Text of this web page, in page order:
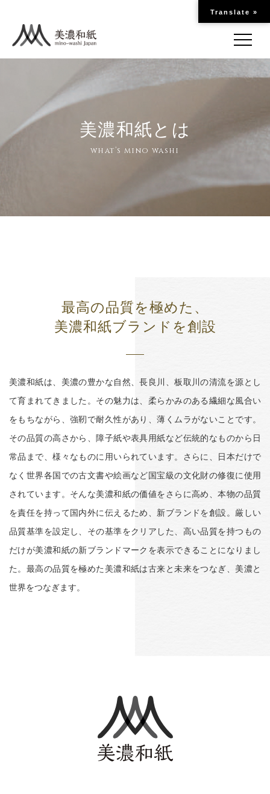
美濃和紙とは
what’s mino washi
最高の品質を極めた、
美濃和紙ブランドを創設
美濃和紙は、美濃の豊かな自然、長良川、板取川の清流を源とし
て育まれてきました。その魅力は、柔らかみのある繊細な風合い
をもちながら、強靭で耐久性があり、薄くムラがないことです。
その品質の高さから、障子紙や表具用紙など伝統的なものから日
常品まで、様々なものに用いられています。さらに、日本だけで
なく世界各国での古文書や絵画など国宝級の文化財の修復に使用
されています。そんな美濃和紙の価値をさらに高め、本物の品質
を責任を持って国内外に伝えるため、新ブランドを創設。厳しい
品質基準を設定し、その基準をクリアした、高い品質を持つもの
だけが美濃和紙の新ブランドマークを表示できることになりまし
た。最高の品質を極めた美濃和紙は古来と未来をつなぎ、美濃と
世界をつなぎます。
Translate »